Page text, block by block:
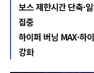
보스 제한시간 단축·
집중
하이퍼 버닝 MAX·하
강화